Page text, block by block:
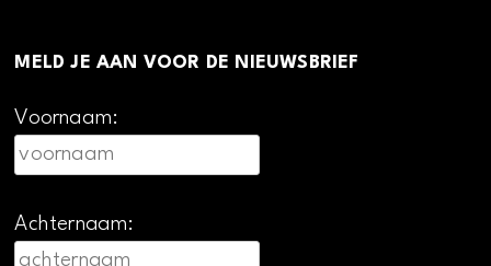
MELD JE AAN VOOR DE NIEUWSBRIEF
Voornaam:
Achternaam: